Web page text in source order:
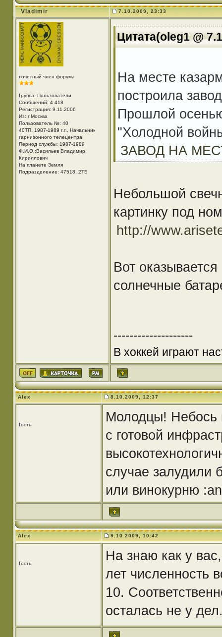
Vladimir 7.10.2009, 23:33
почетный член форума
Группа: Пользователи
Сообщений: 4 418
Регистрация: 9.11.2006
Из: г.Москва
Пользователь №: 40
40ТП, 1987-1989 г.г., Начальник
гарнизонного телецентра
Период службы: 1987-1989
Ф.И.О.:Васильев Владимир
Кириллович
На планете Земля
Подразделение: 47518, 2ТБ
Цитата(oleg1 @
На месте
построила
Прошлой
"Холодной
ЗАВОД НА
Небольшой
картинку под
http://
Вот
солнечные
--------------------
В хоккей играют
Alex 8.10.2009, 12:37
Гость
Молодцы! Небось
с готовой
случае залудили
или винокурню
Alex 9.10.2009, 10:42
Гость
На знаю как у
лет численность
10.
осталась не у